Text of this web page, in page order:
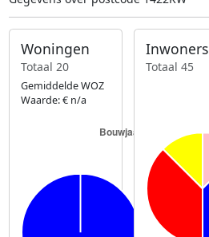
Woningen
Totaal 20
Gemiddelde WOZ
Waarde: € n/a
Inwoners
Totaal 45